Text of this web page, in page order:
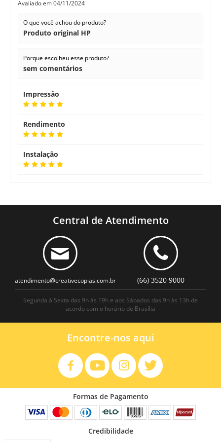
Avaliado em04/11/2024
O que você achou do produto?
Produto original HP
Porque escolheu esse produto?
sem comentários
Impressão
Rendimento
Instalação
Central de Atendimento
atendimento@creativecopias.com.br (66) 3520 9000
Segunda à Sexta das 9h às 19h e aos Sábados das 9h às 13h de
acordo com o horário de Brasília
Encontre-nos aqui
Formas de Pagamento
Credibilidade